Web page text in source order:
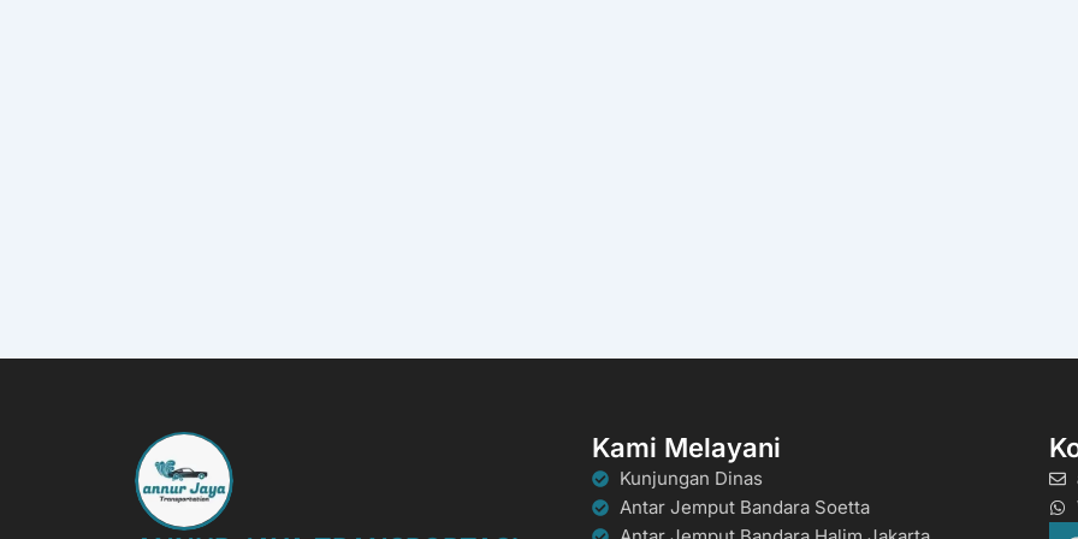
Kami Melayani
Kunjungan Dinas
Antar Jemput Bandara Soetta